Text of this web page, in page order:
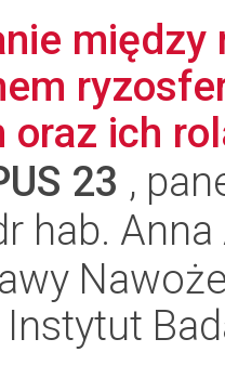
oraz ich
23 ,
hab. Anna